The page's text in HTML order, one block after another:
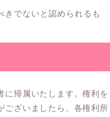
きでないと認められるも
に帰属いたします。権利を
ございましたら、各権利所